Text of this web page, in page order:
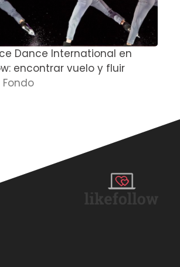
Dance International en
encontrar vuelo y fluir